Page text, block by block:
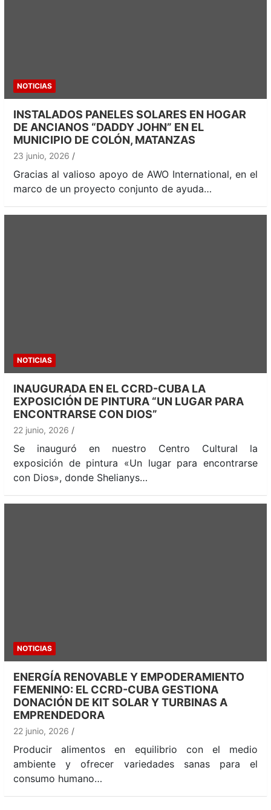
NOTICIAS
INSTALADOS PANELES SOLARES EN HOGAR
DE ANCIANOS “DADDY JOHN” EN EL
MUNICIPIO DE COLÓN, MATANZAS
23 junio, 2026
Gracias al valioso apoyo de AWO International, en el
marco de un proyecto conjunto de ayuda…
NOTICIAS
INAUGURADA EN EL CCRD-CUBA LA
EXPOSICIÓN DE PINTURA “UN LUGAR PARA
ENCONTRARSE CON DIOS”
22 junio, 2026
Se inauguró en nuestro Centro Cultural la
exposición de pintura «Un lugar para encontrarse
con Dios», donde Shelianys…
NOTICIAS
ENERGÍA RENOVABLE Y EMPODERAMIENTO
FEMENINO: EL CCRD-CUBA GESTIONA
DONACIÓN DE KIT SOLAR Y TURBINAS A
EMPRENDEDORA
22 junio, 2026
Producir alimentos en equilibrio con el medio
ambiente y ofrecer variedades sanas para el
consumo humano…